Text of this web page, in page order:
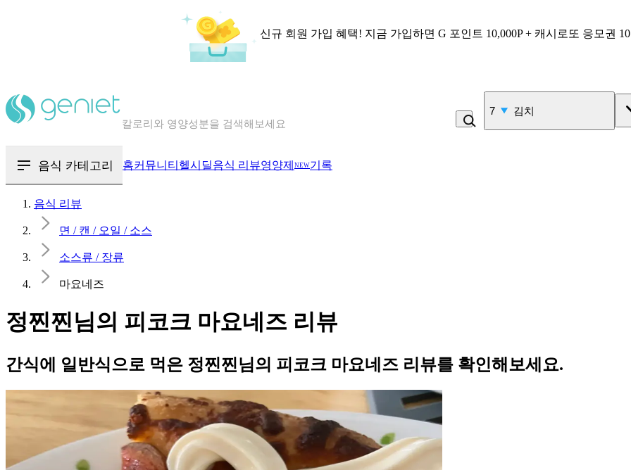
신규 회원 가입 혜택! 지금 가입하면 G 포인트 10,000P + 캐시로또 응모권
혈당 · 다이어트 음식 검색해보세요
7 김치
음식 카테고리 홈커뮤니티 헬시딜음식 리뷰영양제 NEW기록
음식 리뷰
면 / 캔 / 오일 / 소스
소스류 / 장류
마요네즈
정찐찐님의 피코크 마요네즈 리뷰
간식에 일반식으로 먹은 정찐찐님의 피코크 마요네즈 리뷰를 확인해보세요.